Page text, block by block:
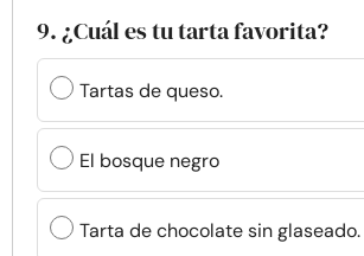
9. ¿Cuál es tu tarta favorita?
Tartas de queso.
El bosque negro
Tarta de chocolate sin glaseado.